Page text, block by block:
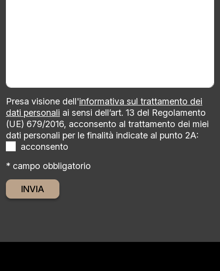
Presa visione dell'informativa sul trattamento dei
dati personali ai sensi dell’art. 13 del Regolamento
(UE) 679/2016, acconsento al trattamento dei miei
dati personali per le finalità indicate al punto 2A:
acconsento
* campo obbligatorio